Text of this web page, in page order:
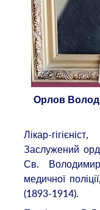
Орлов
Лікар-
Заслужений
Св.
медичної
(1893-1914).